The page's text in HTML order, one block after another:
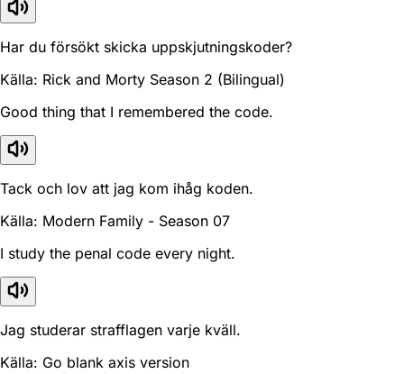
Har du försökt skicka uppskjutningskoder?
Källa: Rick and Morty Season 2 (Bilingual)
Good thing that I remembered the code.
Tack och lov att jag kom ihåg koden.
Källa: Modern Family - Season 07
I study the penal code every night.
Jag studerar strafflagen varje kväll.
Källa: Go blank axis version